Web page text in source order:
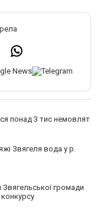
понад 3 тис немовлят
Звягеля вода у р.
громади